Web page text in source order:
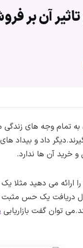
آن بر
تمام وجه های
داد و بیداد
خرید آن ها ندارد.
می دهید مثلا
دریافت یک حس
توان گفت بازاریابی